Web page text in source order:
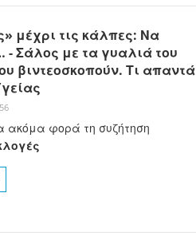
μέχρι τις κάλπες: Να
- Σάλος με τα γυαλιά του
βιντεοσκοπούν. Τι απαντά
ακόμα φορά τη συζήτηση